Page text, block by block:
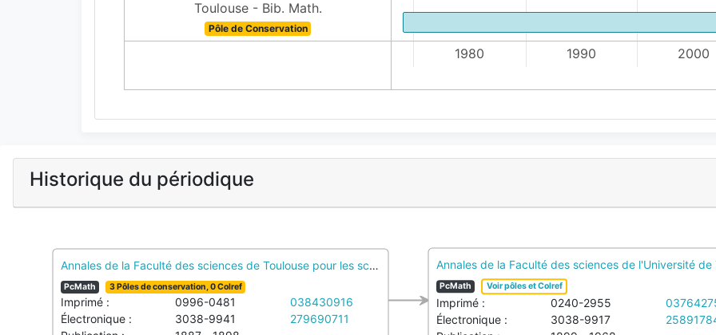
Toulouse - Bib. Math.
Pôle de Conservation
1980 1990 2000
Historique du périodique
Annales de la Faculté des sciences de Toulouse pour les sciences mathématiques et les sciences physiques
PcMath 3 Pôles de conservation, 0 Colref
Imprimé : 0996-0481
038430916
Électronique :
3038-9941
279690711
Annales de la Faculté des sciences de l'Université
PcMath Voir pôles et Colref
Imprimé : 0240-2955
Électronique :
3038-9917